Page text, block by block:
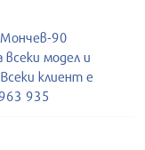
90
всеки модел и
клиент е
935